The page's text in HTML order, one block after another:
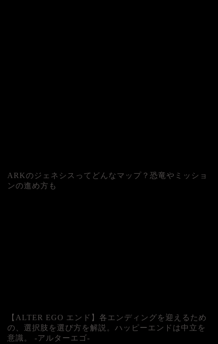
ARKのジェネシスってどんなマップ？恐竜やミッショ
ンの進め方も
【ALTER EGO エンド】各エンディングを迎えるため
の、選択肢を選び方を解説。ハッピーエンドは中立を
意識。 -アルターエゴ-